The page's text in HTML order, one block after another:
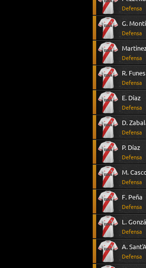
Defensa
G.
Defensa
Defensa
R.
Defensa
E. Díaz
Defensa
D.
Defensa
P. Díaz
Defensa
M.
Defensa
F. Peña
Defensa
L.
Defensa
A.
Defensa